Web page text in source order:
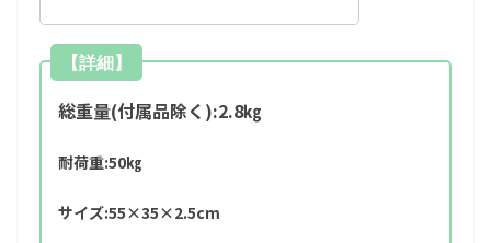
【詳細】
総重量(付属品除く):2.8㎏
耐荷重:50㎏
サイズ:55×35×2.5cm